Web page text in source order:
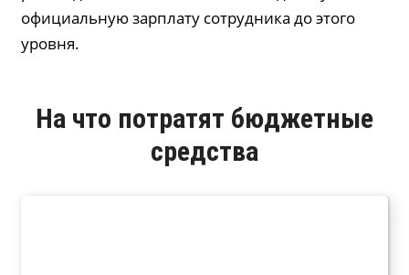
официальную зарплату сотрудника до этого
уровня.
На что потратят бюджетные
средства